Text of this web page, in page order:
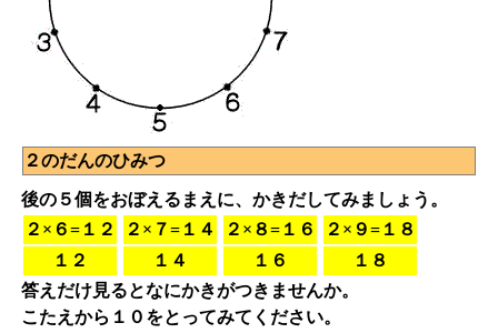
２のだんのひみつ
後の５個をおぼえるまえに、かきだしてみましょう。
２×６=１２
２×７=１４ ２×８=１６
２×９=１８
１２
１４ １６
１８
答えだけ見るとなにかきがつきませんか。
こたえから１０をとってみてください。